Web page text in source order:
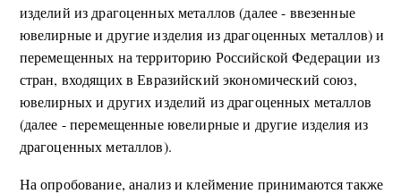
изделий из драгоценных металлов (далее - ввезенные
ювелирные и другие изделия из драгоценных металлов) и
перемещенных на территорию Российской Федерации из
стран, входящих в Евразийский экономический союз,
ювелирных и других изделий из драгоценных металлов
(далее - перемещенные ювелирные и другие изделия из
драгоценных металлов).
На опробование, анализ и клеймение принимаются также